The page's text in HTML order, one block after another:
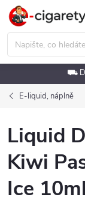
Přejít
obsah
⛟
E-liquid, náplně
Liquid
Kiwi
Ice